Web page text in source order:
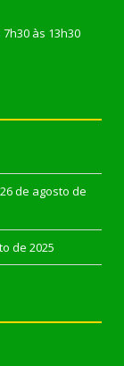
às 13h30
26 de agosto de
de 2025